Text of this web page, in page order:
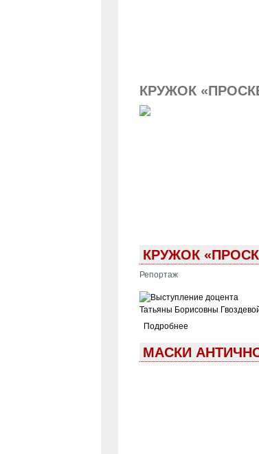
КРУЖОК
КРУЖОК
Репортаж
Подробнее
МАСКИ